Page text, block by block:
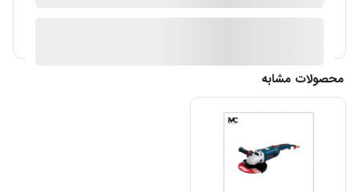
محصولات مشابه